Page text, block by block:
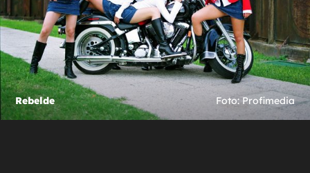
Rebelde Foto: Profimedia